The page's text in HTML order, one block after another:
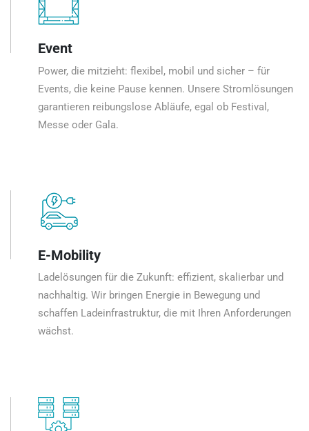
Event
Power, die mitzieht: flexibel, mobil und sicher – für
Events, die keine Pause kennen. Unsere Stromlösungen
garantieren reibungslose Abläufe, egal ob Festival,
Messe oder Gala.
E-Mobility
Ladelösungen für die Zukunft: effizient, skalierbar und
nachhaltig. Wir bringen Energie in Bewegung und
schaffen Ladeinfrastruktur, die mit Ihren Anforderungen
wächst.